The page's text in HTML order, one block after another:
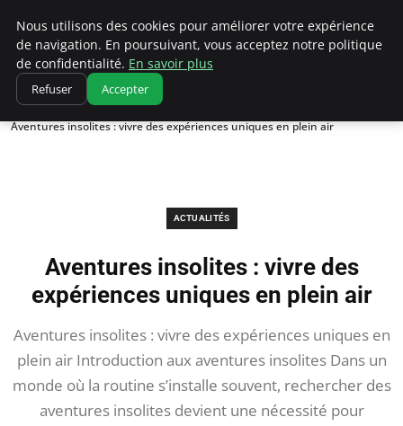
Correze Co
Accueil
Actualités
Aventures insolites : vivre des expériences uniques en plein air
ACTUALITÉS
Aventures insolites : vivre des
expériences uniques en plein air
Aventures insolites : vivre des expériences uniques en
plein air Introduction aux aventures insolites Dans un
monde où la routine s’installe souvent, rechercher des
aventures insolites devient une nécessité pour
Nous utilisons des cookies pour améliorer votre expérience
de navigation. En poursuivant, vous acceptez notre politique
de confidentialité. En savoir plus
Refuser Accepter